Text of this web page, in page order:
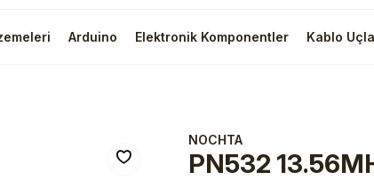
Arduino Elektronik Komponentler Kablo
NOCHTA
PN532